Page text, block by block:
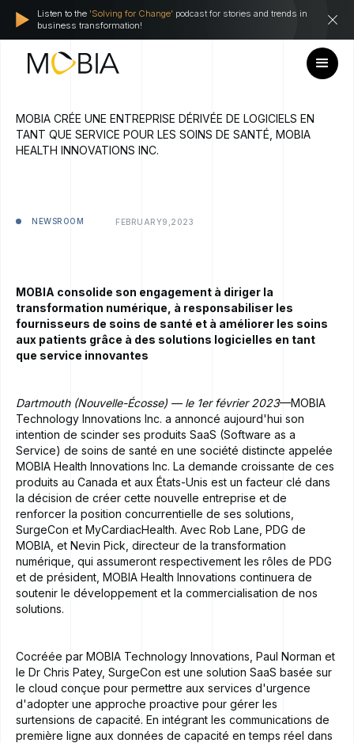
Listen to the 'Solving for Change' podcast for stories and trends in
business transformation!
MOBIA CRÉE UNE ENTREPRISE DÉRIVÉE DE LOGICIELS EN
TANT QUE SERVICE POUR LES SOINS DE SANTÉ, MOBIA
HEALTH INNOVATIONS INC.
NEWSROOM FEBRUARY9, 2023
MOBIA consolide son engagement à diriger la
transformation numérique, à responsabiliser les
fournisseurs de soins de santé et à améliorer les soins
aux patients grâce à des solutions logicielles en tant
que service innovantes
Dartmouth (Nouvelle-Écosse) — le 1er février 2023—MOBIA
Technology Innovations Inc. a annoncé aujourd'hui son
intention de scinder ses produits SaaS (Software as a
Service) de soins de santé en une société distincte appelée
MOBIA Health Innovations Inc. La demande croissante de ces
produits au Canada et aux États-Unis est un facteur clé dans
la décision de créer cette nouvelle entreprise et de
renforcer la position concurrentielle de ses solutions,
SurgeCon et MyCardiacHealth. Avec Rob Lane, PDG de
MOBIA, et Nevin Pick, directeur de la transformation
numérique, qui assumeront respectivement les rôles de PDG
et de président, MOBIA Health Innovations continuera de
soutenir le développement et la commercialisation de nos
solutions.
Cocréée par MOBIA Technology Innovations, Paul Norman et
le Dr Chris Patey, SurgeCon est une solution SaaS basée sur
le cloud conçue pour permettre aux services d'urgence
d'adopter une approche proactive pour gérer les
surtensions de capacité. En intégrant les communications de
première ligne aux données de capacité en temps réel dans